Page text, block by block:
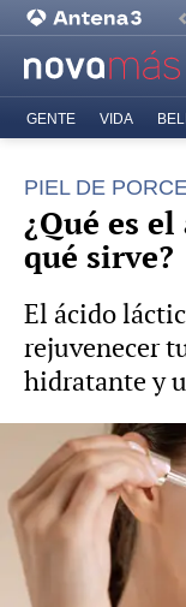
GENTE VIDA
PIEL DE
¿Qué es
qué sirve?
El ácido
rejuvenecer
hidratante y